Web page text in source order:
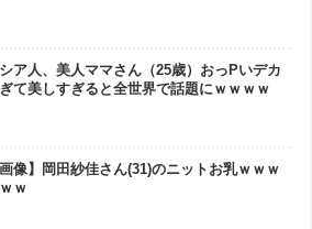
ア人、美人ママさん（25歳）おっPいデカ
て美しすぎると全世界で話題にｗｗｗｗ
画像】岡田紗佳さん(31)のニットお乳ｗｗｗ
ｗ